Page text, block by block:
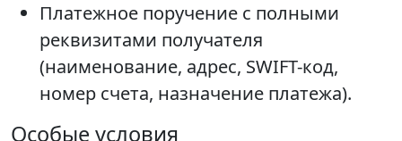
Платежное поручение с полными
реквизитами получателя
(наименование, адрес, SWIFT-код,
номер счета, назначение платежа).
Особые условия